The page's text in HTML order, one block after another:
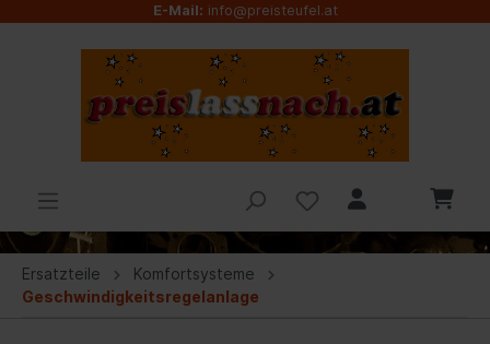
E-Mail: info@preisteufel.at
Ersatzteile
Komfortsysteme
Geschwindigkeitsregelanlage